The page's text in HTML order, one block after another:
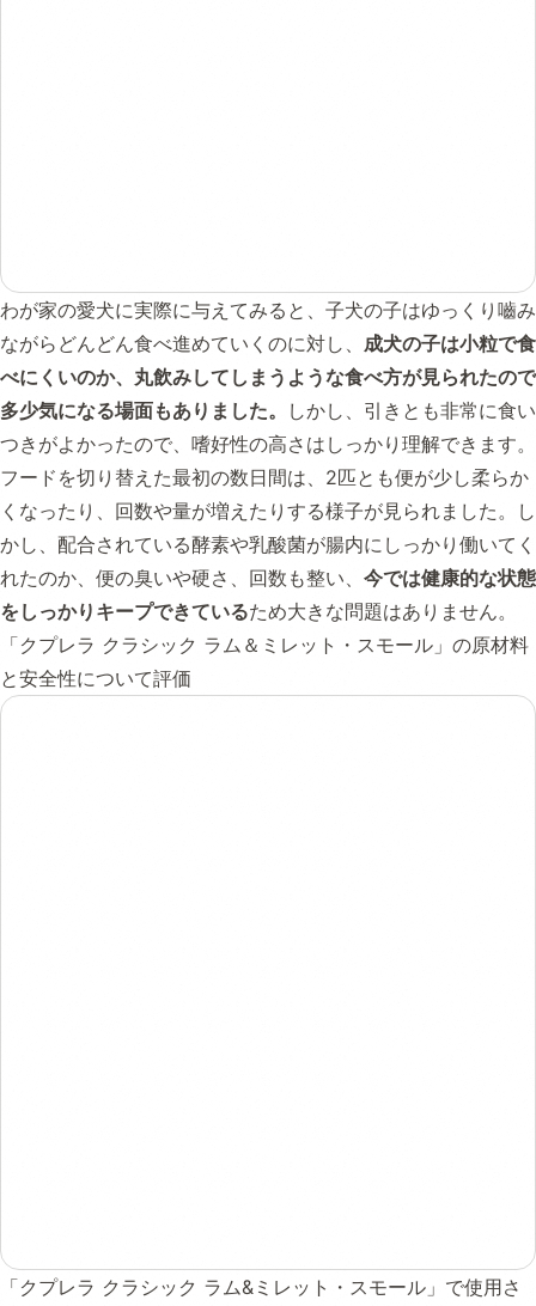
わが家の愛犬に実際に与えてみると、子犬の子はゆっくり嚙み
ながらどんどん食べ進めていくのに対し、 成犬の子は小粒で食
べにくいのか、丸飲みしてしまうような食べ方が見られたので
多少気になる場面もありました。
しかし、引きとも非常に食い
つきがよかったので、嗜好性の高さはしっかり理解できます。
フードを切り替えた最初の数日間は、2匹とも便が少し柔らか
くなったり、回数や量が増えたりする様子が見られました。し
かし、配合されている酵素や乳酸菌が腸内にしっかり働いてく
れたのか、便の臭いや硬さ、回数も整い、 今では健康的な状態
をしっかりキープできているため大きな問題はありません。
「クプレラ クラシック ラム＆ミレット・スモール」の原材料
と安全性について評価
「クプレラ クラシック ラム&ミレット・スモール」で使用さ